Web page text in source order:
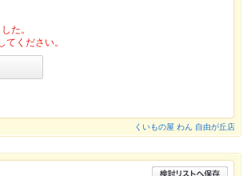
た。
ください。
くいもの屋 わん 自由が丘店